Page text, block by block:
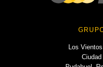
Los